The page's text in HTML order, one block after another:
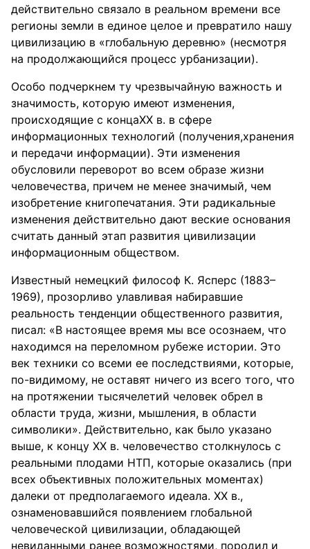
действительно связало в реальном времени все
регионы земли в единое целое и превратило нашу
цивилизацию в «глобальную деревню» (несмотря
на продолжающийся процесс урбанизации).
Особо подчеркнем ту чрезвычайную важность и
значимость, которую имеют изменения,
происходящие с концаXX в. в сфере
информационных технологий (получения,хранения
и передачи информации). Эти изменения
обусловили переворот во всем образе жизни
человечества, причем не менее значимый, чем
изобретение книгопечатания. Эти радикальные
изменения действительно дают веские основания
считать данный этап развития цивилизации
информационным обществом.
Известный немецкий философ К. Ясперс (1883–
1969), прозорливо улавливая набиравшие
реальность тенденции общественного развития,
писал: «В настоящее время мы все осознаем, что
находимся на переломном рубеже истории. Это
век техники со всеми ее последствиями, которые,
по-видимому, не оставят ничего из всего того, что
на протяжении тысячелетий человек обрел в
области труда, жизни, мышления, в области
символики». Действительно, как было указано
выше, к концу XX в. человечество столкнулось с
реальными плодами НТП, которые оказались (при
всех объективных положительных моментах)
далеки от предполагаемого идеала. XX в.,
ознаменовавшийся появлением глобальной
человеческой цивилизации, обладающей
невиданными ранее возможностями, породил и